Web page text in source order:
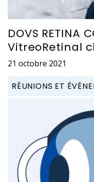
DOVS RETINA
VitreoRetinal
21 octobre 2021
RÉUNIONS ET